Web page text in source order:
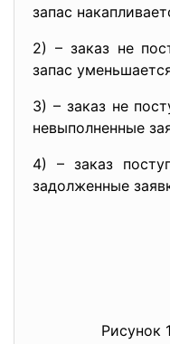
запас
2) – заказ не
запас
3) – заказ не
невыполненные
4) – заказ
задолженные
Рисунок